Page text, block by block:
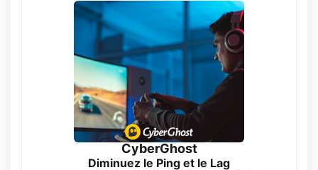
CyberGhost
Diminuez le Ping et le Lag